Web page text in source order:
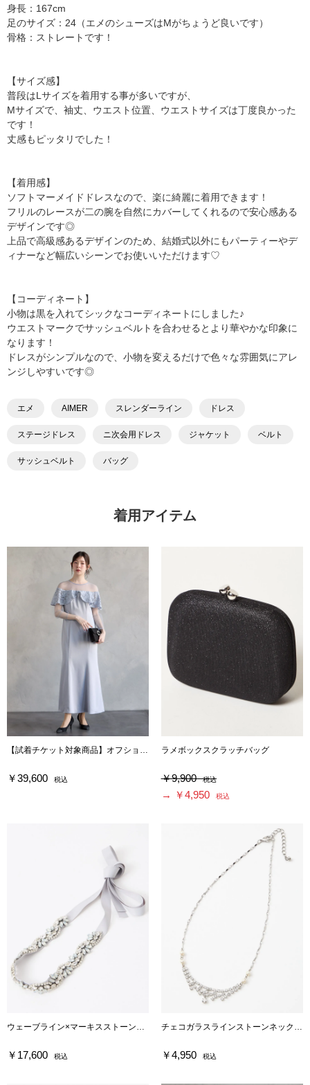
身長：167cm
足のサイズ：24（エメのシューズはMがちょうど良いです）
骨格：ストレートです！
【サイズ感】
普段はLサイズを着用する事が多いですが、
Mサイズで、袖丈、ウエスト位置、ウエストサイズは丁度良かった
です！
丈感もピッタリでした！
【着用感】
ソフトマーメイドドレスなので、楽に綺麗に着用できます！
フリルのレースが二の腕を自然にカバーしてくれるので安心感ある
デザインです◎
上品で高級感あるデザインのため、結婚式以外にもパーティーやデ
ィナーなど幅広いシーンでお使いいただけます♡
【コーディネート】
小物は黒を入れてシックなコーディネートにしました♪
ウエストマークでサッシュベルトを合わせるとより華やかな印象に
なります！
ドレスがシンプルなので、小物を変えるだけで色々な雰囲気にアレ
ンジしやすいです◎
エメ AIMER スレンダーライン ドレス
ステージドレス ニ次会用ドレス ジャケット ベルト
サッシュベルト バッグ
着用アイテム
【試着チケット対象商品】オフショルダーレースフリルサテンソフトマーメイドドレス
￥39,600 税込
ラメボックスクラッチバッグ
￥9,900 税込
→ ￥4,950 税込
￥17,600 税込 ￥4,950 税込